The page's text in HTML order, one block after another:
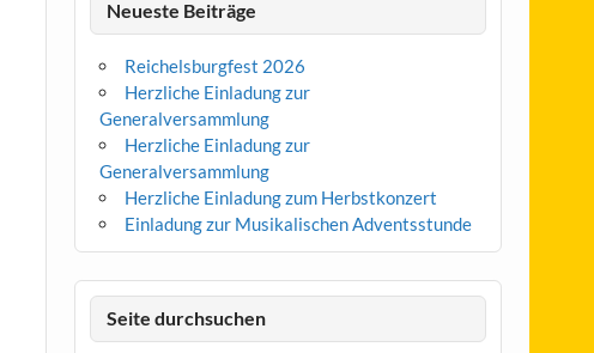
Neueste Beiträge
Reichelsburgfest 2026
Herzliche Einladung zur
Generalversammlung
Herzliche Einladung zur
Generalversammlung
Herzliche Einladung zum Herbstkonzert
Einladung zur Musikalischen Adventsstunde
Seite durchsuchen